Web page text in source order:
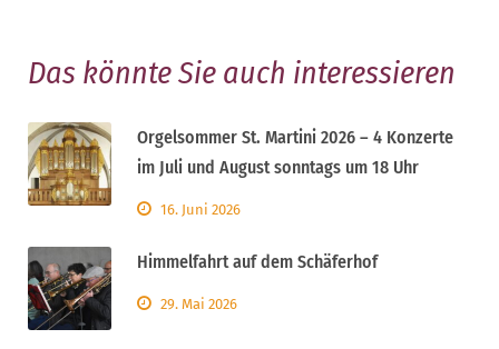
Das könnte Sie auch interessieren
Orgelsommer St. Martini 2026 – 4 Konzerte
im Juli und August sonntags um 18 Uhr
16. Juni 2026
Himmelfahrt auf dem Schäferhof
29. Mai 2026